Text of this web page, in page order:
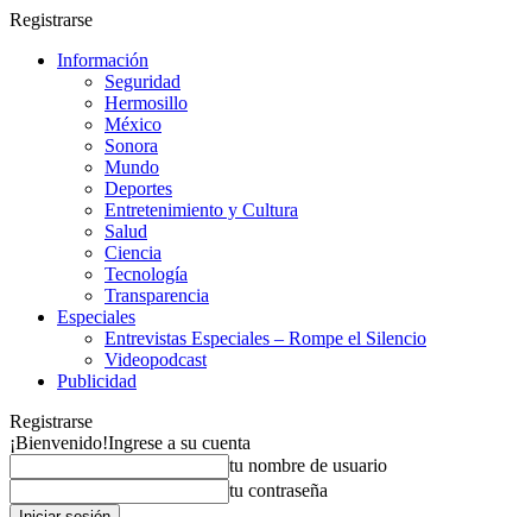
Registrarse
Información
Seguridad
Hermosillo
México
Sonora
Mundo
Deportes
Entretenimiento y Cultura
Salud
Ciencia
Tecnología
Transparencia
Especiales
Entrevistas Especiales – Rompe el Silencio
Videopodcast
Publicidad
Registrarse
¡Bienvenido!Ingrese a su cuenta
tu nombre de usuario
tu contraseña